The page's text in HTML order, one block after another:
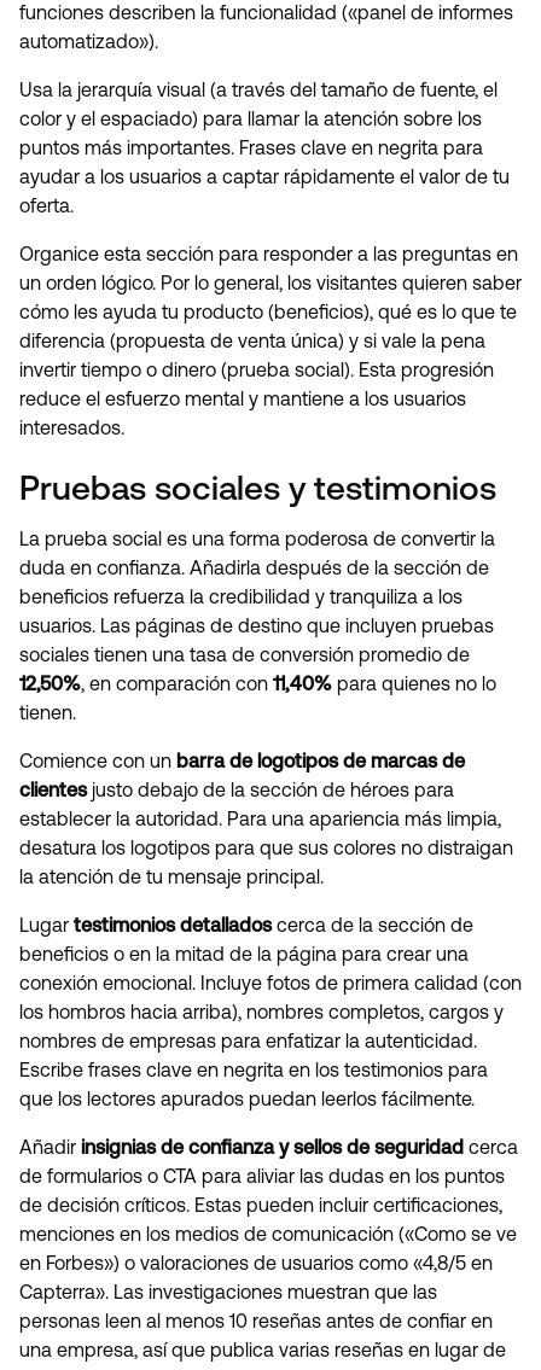
funciones describen la funcionalidad («panel de informes
automatizado»).
Usa la jerarquía visual (a través del tamaño de fuente, el
color y el espaciado) para llamar la atención sobre los
puntos más importantes. Frases clave en negrita para
ayudar a los usuarios a captar rápidamente el valor de tu
oferta.
Organice esta sección para responder a las preguntas en
un orden lógico. Por lo general, los visitantes quieren saber
cómo les ayuda tu producto (beneficios), qué es lo que te
diferencia (propuesta de venta única) y si vale la pena
invertir tiempo o dinero (prueba social). Esta progresión
reduce el esfuerzo mental y mantiene a los usuarios
interesados.
Pruebas sociales y testimonios
La prueba social es una forma poderosa de convertir la
duda en confianza. Añadirla después de la sección de
beneficios refuerza la credibilidad y tranquiliza a los
usuarios. Las páginas de destino que incluyen pruebas
sociales tienen una tasa de conversión promedio de
12,50%, en comparación con 11,40% para quienes no lo
tienen.
Comience con un barra de logotipos de marcas de
clientesjusto debajo de la sección de héroes para
establecer la autoridad. Para una apariencia más limpia,
desatura los logotipos para que sus colores no distraigan
la atención de tu mensaje principal.
Lugar testimonios detalladoscerca de la sección de
beneficios o en la mitad de la página para crear una
conexión emocional. Incluye fotos de primera calidad (con
los hombros hacia arriba), nombres completos, cargos y
nombres de empresas para enfatizar la autenticidad.
Escribe frases clave en negrita en los testimonios para
que los lectores apurados puedan leerlos fácilmente.
Añadir insignias de confianza y sellos de seguridad cerca
de formularios o CTA para aliviar las dudas en los puntos
de decisión críticos. Estas pueden incluir certificaciones,
menciones en los medios de comunicación («Como se ve
en Forbes») o valoraciones de usuarios como «4,8/5 en
Capterra». Las investigaciones muestran que las
personas leen al menos 10 reseñas antes de confiar en
una empresa, así que publica varias reseñas en lugar de